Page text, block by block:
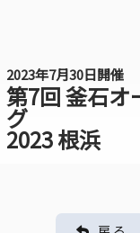
2023年7月30日開催
第7回 釜石オ
グ
2023 根浜